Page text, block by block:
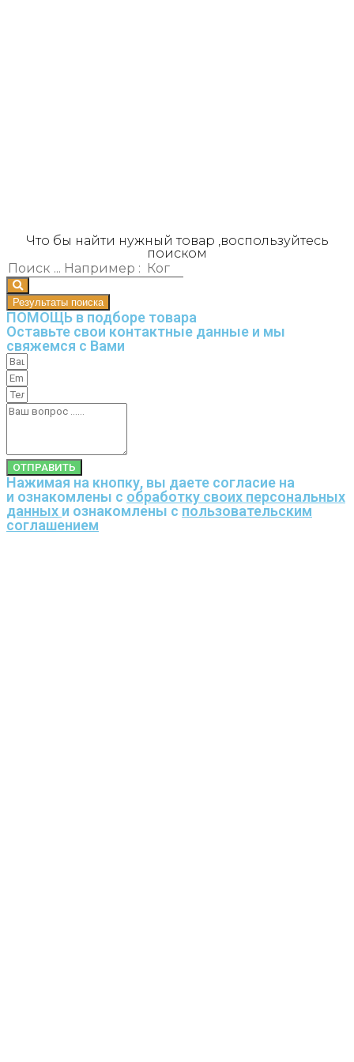
Что бы найти нужный товар ,воспользуйтесь
поиском
Результаты поиска
ПОМОЩЬ в подборе товара
Оставьте свои контактные данные и мы
свяжемся с Вами
ОТПРАВИТЬ
Нажимая на кнопку, вы даете согласие на
и ознакомлены с обработку своих персональных
данных и ознакомлены с пользовательским
соглашением